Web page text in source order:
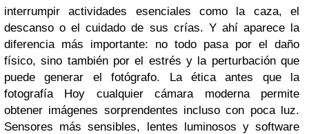
interrumpir actividades esenciales como la caza, el
descanso o el cuidado de sus crías. Y ahí aparece la
diferencia más importante: no todo pasa por el daño
físico, sino también por el estrés y la perturbación que
puede generar el fotógrafo. La ética antes que la
fotografía Hoy cualquier cámara moderna permite
obtener imágenes sorprendentes incluso con poca luz.
Sensores más sensibles, lentes luminosos y software